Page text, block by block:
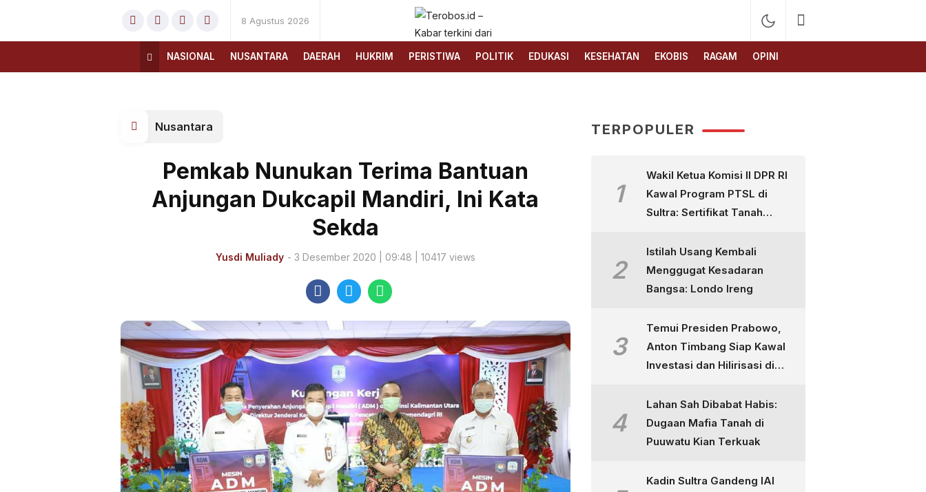
8 Agustus 2026
dari Indonesia
menyajikan berita terbaru
dan kabar terkini dari
NASIONAL NUSANTARA DAERAH HUKRIM PERISTIWA POLITIK EDUKASI KESEHATAN EKOBIS RAGAM OPINI
Nusantara
Pemkab Nunukan Terima Bantuan
Anjungan Dukcapil Mandiri, Ini Kata
Sekda
Yusdi Muliady - 3 Desember 2020 | 09:48 | 10417 views
TERPOPULER
1
Wakil Ketua Komisi II DPR RI
Kawal Program PTSL di
Sultra: Sertifikat Tanah
Kertas
2
Istilah Usang Kembali
Menggugat Kesadaran
Bangsa: Londo Ireng
3
Temui Presiden Prabowo,
Anton Timbang Siap Kawal
Investasi dan Hilirisasi di
4
Lahan Sah Dibabat Habis:
Dugaan Mafia Tanah di
Puuwatu Kian Terkuak
Kadin Sultra Gandeng IAI